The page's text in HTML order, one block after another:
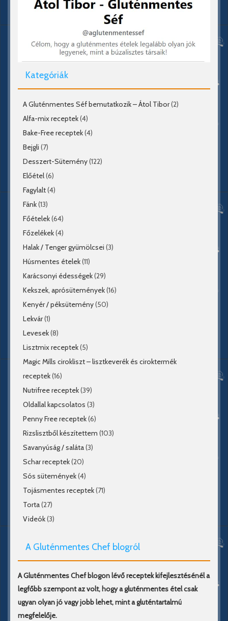
Kategóriák
A Gluténmentes Séf bemutatkozik – Átol Tibor(2)
Alfa-mix receptek(4)
Bake-Free receptek(4)
Bejgli (7)
Desszert-Sütemény(122)
Előétel(6)
Fagylalt(4)
Fánk(13)
Főételek(64)
Főzelékek(4)
Halak / Tenger gyümölcsei (3)
Húsmentes ételek(11)
Karácsonyi édességek(29)
Kekszek, aprósütemények(16)
Kenyér / péksütemény(50)
Lekvár(1)
Levesek(8)
Lisztmix receptek(5)
Magic Mills cirokliszt – lisztkeverék és ciroktermék
receptek(16)
Nutrifree receptek(39)
Oldallal kapcsolatos (3)
Penny Free receptek(6)
Rizslisztből készítettem (103)
Savanyúság / saláta(3)
Schar receptek(20)
Sós sütemények(4)
Tojásmentes receptek(71)
Torta(27)
Videók(3)
A Gluténmentes Chef blogról
A Gluténmentes Chef blogon lévő receptek kifejlesztésénél a
legfőbb szempont az volt, hogy a gluténmentes étel csak
ugyan olyan jó vagy jobb lehet, mint a gluténtartalmú
megfelelője.